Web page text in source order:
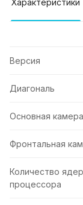
Версия
Диагональ
Основная камера
Фронтальная
Количество ядер
процессора